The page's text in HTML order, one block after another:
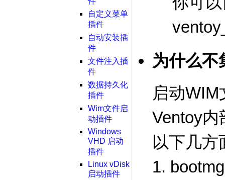
自定义菜单
插件
自动安装插
件
文件注入插
件
数据持久化
插件
Wim文件启
动插件
Windows
VHD 启动
插件
Linux vDisk
启动插件
为什么不
启动
Ventoy内
以下几方
1.